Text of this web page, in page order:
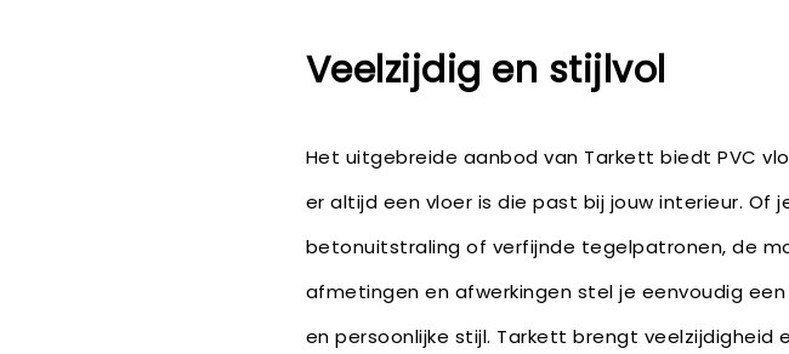
Veelzijdig en stijlvol
Het uitgebreide aanbod van Tarkett biedt PVC
er altijd een vloer is die past bij jouw interieur. Of
betonuitstraling of verfijnde tegelpatronen, de
afmetingen en afwerkingen stel je eenvoudig
en persoonlijke stijl. Tarkett brengt veelzijdigheid